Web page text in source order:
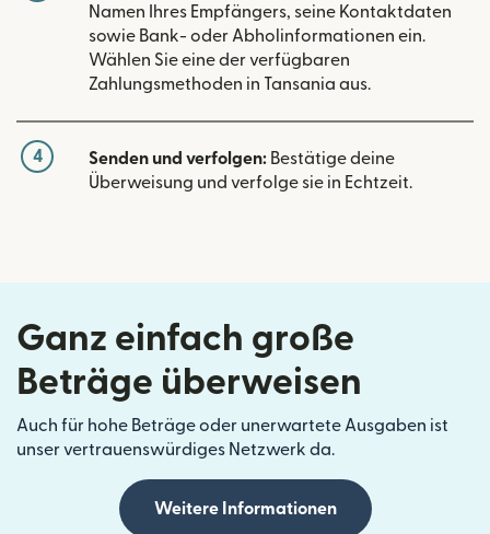
Namen Ihres Empfängers, seine Kontaktdaten
sowie Bank- oder Abholinformationen ein.
Wählen Sie eine der verfügbaren
Zahlungsmethoden in Tansania aus.
4 Senden und verfolgen: Bestätige deine
Überweisung und verfolge sie in Echtzeit.
Ganz einfach große
Beträge überweisen
Auch für hohe Beträge oder unerwartete Ausgaben ist
unser vertrauenswürdiges Netzwerk da.
Weitere Informationen